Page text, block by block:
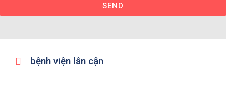
SEND
bệnh viện lân cận